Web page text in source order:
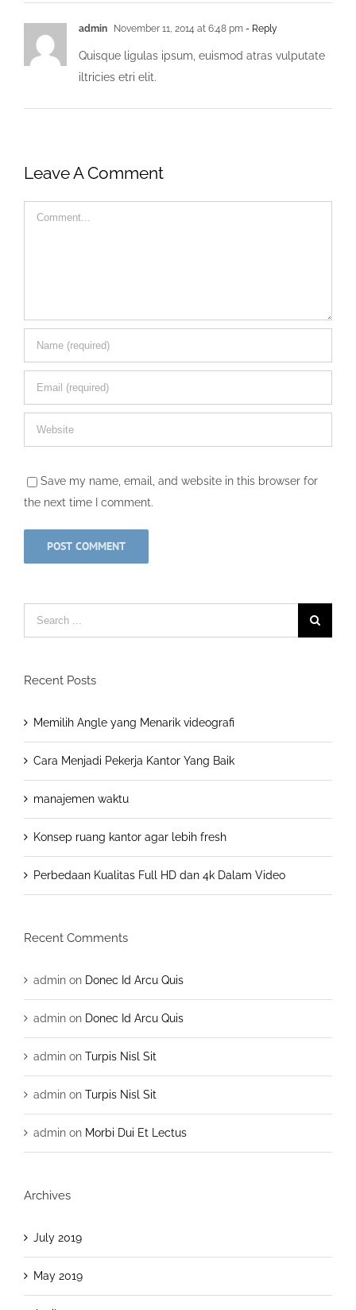
admin November 11, 2014 at 6:48 pm - Reply
Quisque ligulas ipsum, euismod atras vulputate
iltricies etri elit.
Leave A Comment
Comment
Save my name, email, and website in this browser for
the next time I comment.
for:
Recent Posts
Memilih Angle yang Menarik videografi
Cara Menjadi Pekerja Kantor Yang Baik
manajemen waktu
Konsep ruang kantor agar lebih fresh
Perbedaan Kualitas Full HD dan 4k Dalam Video
Recent Comments
admin on Donec Id Arcu Quis
admin on Donec Id Arcu Quis
admin on Turpis Nisl Sit
admin on Turpis Nisl Sit
admin on Morbi Dui Et Lectus
Archives
July 2019
May 2019